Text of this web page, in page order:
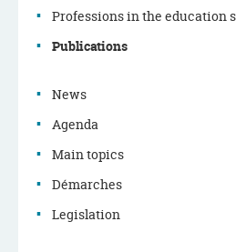
Navigation
menu
Professions in the education
Publications
News
Agenda
Main topics
Démarches
Legislation